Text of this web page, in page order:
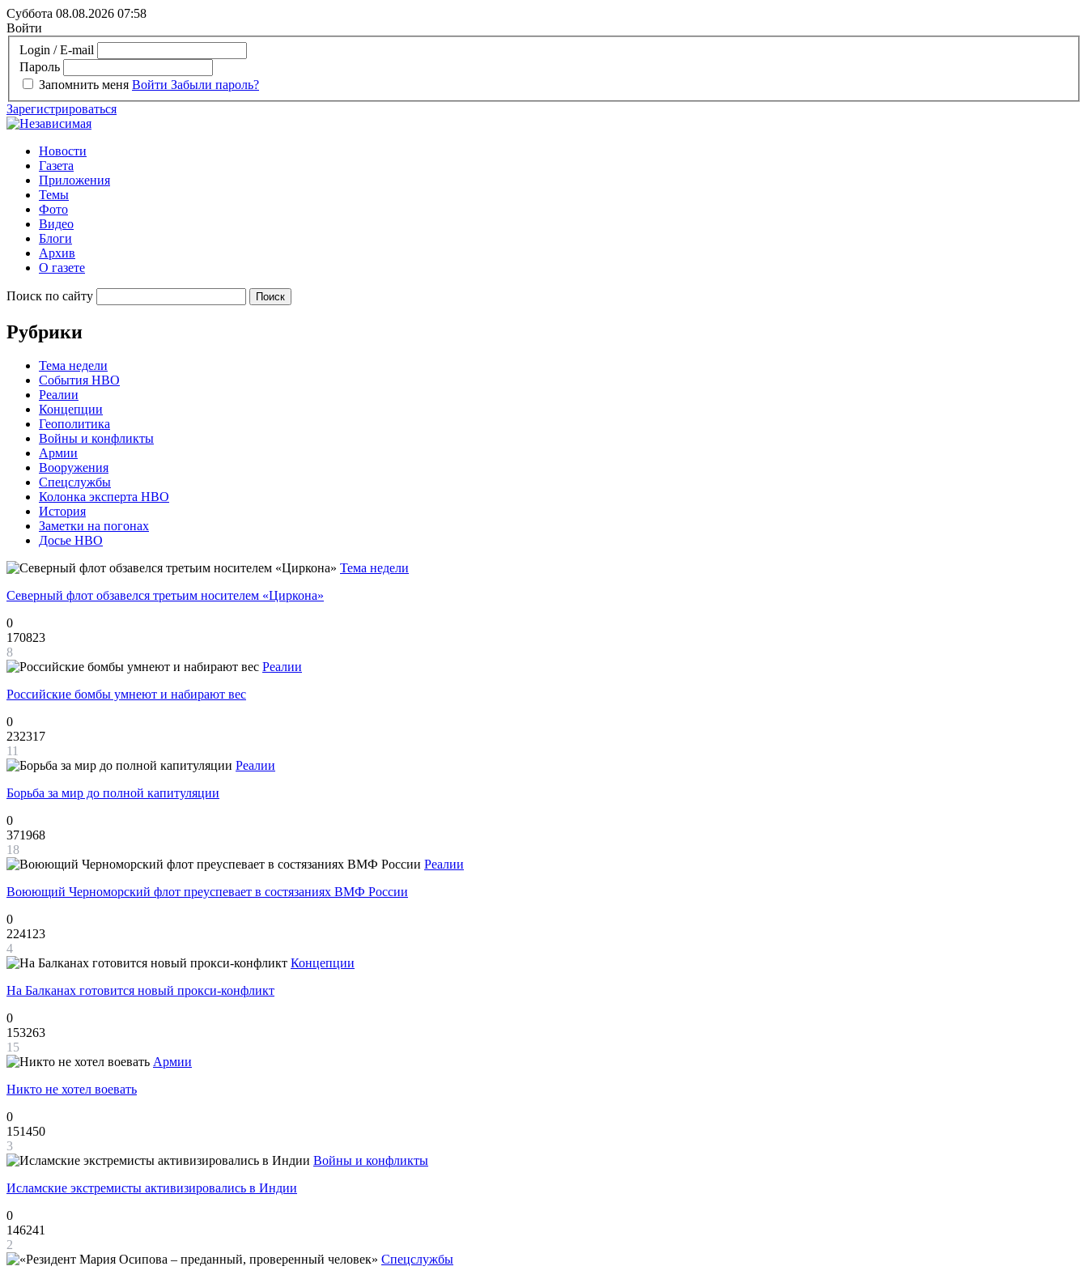
Суббота 08.08.2026 07:58
Войти
Login / E-mail
Пароль
Запомнить меня Войти Забыли пароль?
Зарегистрироваться
Новости
Газета
Приложения
Темы
Фото
Видео
Блоги
Архив
О газете
Поиск по сайту
Рубрики
Тема недели
События НВО
Реалии
Концепции
Геополитика
Войны и конфликты
Армии
Вооружения
Спецслужбы
Колонка эксперта НВО
История
Заметки на погонах
Досье НВО
Тема недели
Северный флот обзавелся третьим носителем «Циркона»
0
170823
8
Реалии
Российские бомбы умнеют и набирают вес
0
232317
11
Реалии
Борьба за мир до полной капитуляции
0
371968
18
Реалии
Воюющий Черноморский флот преуспевает в состязаниях ВМФ России
0
224123
4
Концепции
На Балканах готовится новый прокси-конфликт
0
153263
15
Армии
Никто не хотел воевать
0
151450
3
Войны и конфликты
Исламские экстремисты активизировались в Индии
0
146241
2
Спецслужбы